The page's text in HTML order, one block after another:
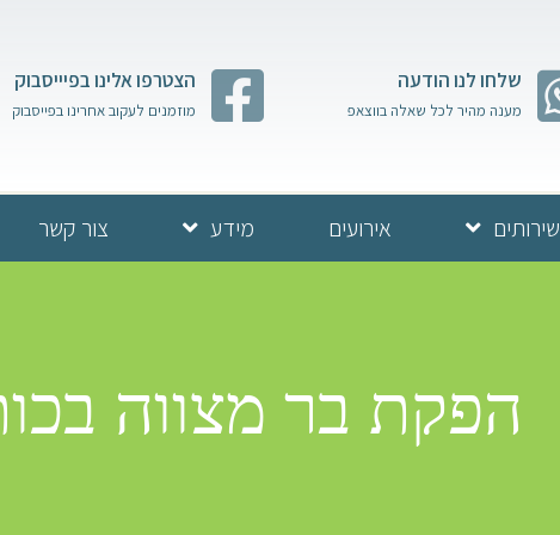
שלחו לנו הודעה
מענה מהיר לכל שאלה בווצאפ
הצטרפו אלינו בפיייסבוק
מוזמנים לעקוב אחרינו בפייסבוק
שירותים אירועים מידע צור קשר
הפקת בר מצווה